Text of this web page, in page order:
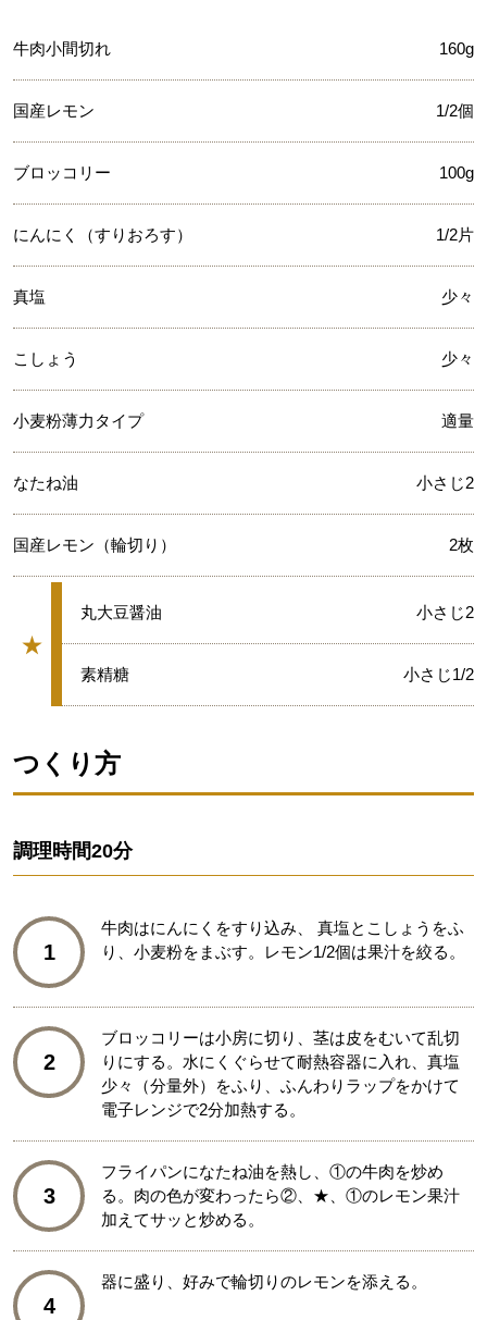
牛肉小間切れ 160g
国産レモン 1/2個
ブロッコリー 100g
にんにく（すりおろす） 1/2片
真塩 少々
こしょう 少々
小麦粉薄力タイプ 適量
なたね油 小さじ2
国産レモン（輪切り） 2枚
★
グループ
★
丸大豆醤油 小さじ2
★
素精糖 小さじ1/2
つくり方
調理時間20分
1
牛肉はにんにくをすり込み、 真塩とこしょうをふ
り、小麦粉をまぶす。レモン1/2個は果汁を絞る。
2
ブロッコリーは小房に切り、茎は皮をむいて乱切
りにする。水にくぐらせて耐熱容器に入れ、真塩
少々（分量外）をふり、ふんわりラップをかけて
電子レンジで2分加熱する。
3
フライパンになたね油を熱し、①の牛肉を炒め
る。肉の色が変わったら②、★、①のレモン果汁
加えてサッと炒める。
4
器に盛り、好みで輪切りのレモンを添える。